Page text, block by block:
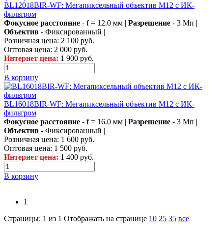
BL12018BIR-WF: Мегапиксельный объектив М12 с ИК-
фильтром
Фокусное расстояние - f = 12.0 мм | Разрешение - 3 Мп |
Объектив - Фиксированный |
Розничная цена: 2 100 руб.
Оптовая цена: 2 000 руб.
Интернет цена: 1 900 руб.
В корзину
BL16018BIR-WF: Мегапиксельный объектив М12 с ИК-
фильтром
Фокусное расстояние - f = 16.0 мм | Разрешение - 3 Мп |
Объектив - Фиксированный |
Розничная цена: 1 600 руб.
Оптовая цена: 1 500 руб.
Интернет цена: 1 400 руб.
В корзину
1
Страницы: 1 из 1 Отображать на странице 10 25 35 все